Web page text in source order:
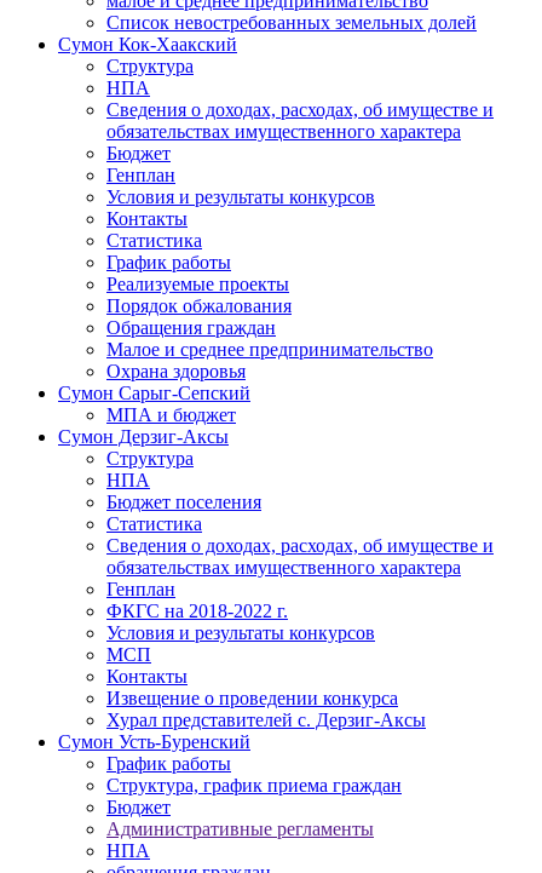
Список невостребованных земельных долей
Сумон Кок-Хаакский
Структура
НПА
Сведения о доходах, расходах, об имуществе и
обязательствах имущественного характера
Бюджет
Генплан
Условия и результаты конкурсов
Контакты
Статистика
График работы
Реализуемые проекты
Порядок обжалования
Обращения граждан
Малое и среднее предпринимательство
Охрана здоровья
Сумон Сарыг-Сепский
МПА и бюджет
Сумон Дерзиг-Аксы
Структура
НПА
Бюджет поселения
Статистика
Сведения о доходах, расходах, об имуществе и
обязательствах имущественного характера
Генплан
ФКГС на 2018-2022 г.
Условия и результаты конкурсов
МСП
Контакты
Извещение о проведении конкурса
Хурал представителей с. Дерзиг-Аксы
Сумон Усть-Буренский
График работы
Структура, график приема граждан
Бюджет
Административные регламенты
НПА